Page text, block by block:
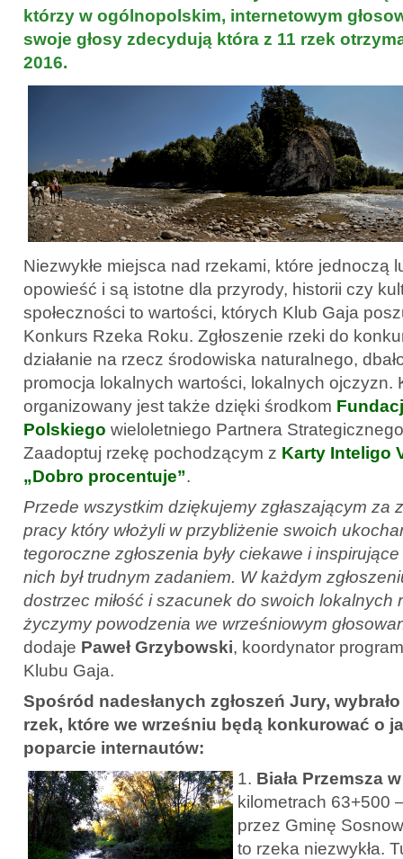
którzy w ogólnopolskim, internetowym
swoje głosy zdecydują która z 11 rzek
2016.
Niezwykłe miejsca nad rzekami, które jednoczą
opowieść i są istotne dla przyrody, historii czy
społeczności to wartości, których Klub Gaja
Konkurs Rzeka Roku. Zgłoszenie rzeki do
działanie na rzecz środowiska naturalnego,
promocja lokalnych wartości, lokalnych ojczyzn.
organizowany jest także dzięki środkom
Polskiego wieloletniego Partnera
Zaadoptuj rzekę pochodzącym z Karty Inteligo
„Dobro procentuje”.
Przede wszystkim dziękujemy zgłaszającym za
pracy który włożyli w przybliżenie swoich
tegoroczne zgłoszenia były ciekawe i
nich był trudnym zadaniem. W każdym
dostrzec miłość i szacunek do swoich lokalnych
życzymy powodzenia we wrześniowym
dodaje Paweł Grzybowski, koordynator
Klubu Gaja.
Spośród nadesłanych zgłoszeń Jury,
rzek, które we wrześniu będą konkurować o
poparcie internautów:
1. Biała Przemsza
kilometrach 63+500
przez Gminę
to rzeka niezwykła.